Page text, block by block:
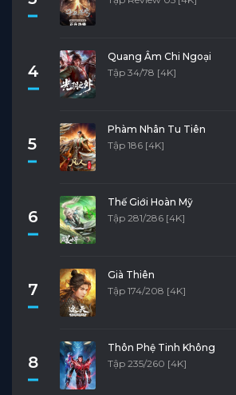
4
Quang Âm Chi Ngoại
Tập 34/78 [4K]
5
Phàm Nhân Tu Tiên
Tập 186 [4K]
6
Thế Giới Hoàn Mỹ
Tập 281/286 [4K]
7
Già Thiên
Tập 174/208 [4K]
8
Thôn Phệ Tinh Không
Tập 235/260 [4K]